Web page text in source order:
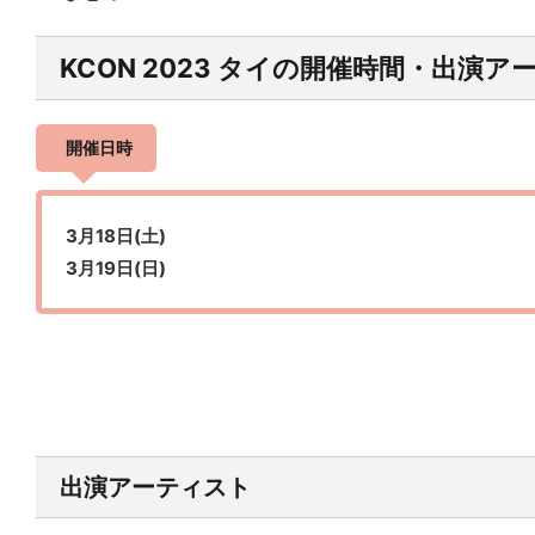
KCON 2023 タイの開催時間・出演ア
開催日時
3月18日(土)
3月19日(日)
出演アーティスト